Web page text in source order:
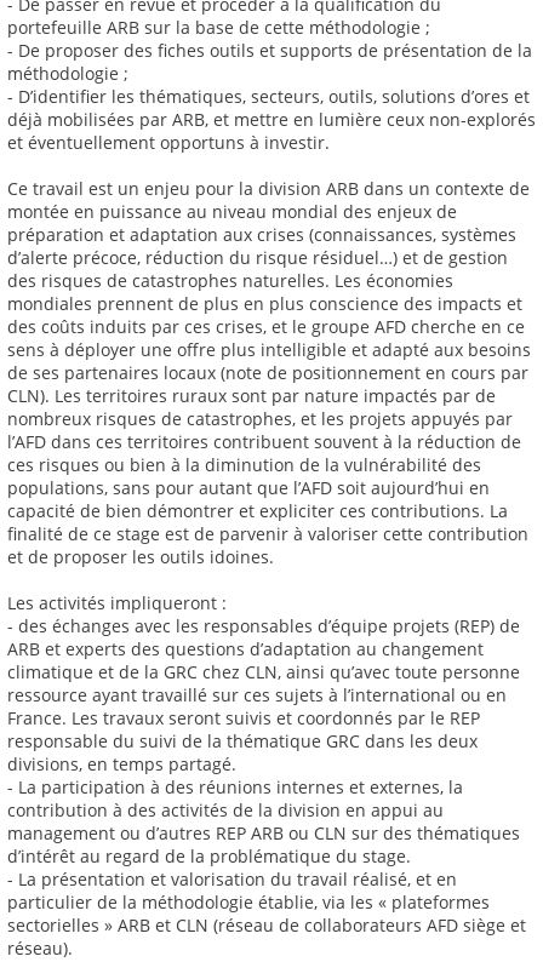
portefeuille ARB sur la base de cette méthodologie ;
- De proposer des fiches outils et supports de présentation de la
méthodologie ;
- D’identifier les thématiques, secteurs, outils, solutions d’ores et
déjà mobilisées par ARB, et mettre en lumière ceux non-explorés
et éventuellement opportuns à investir.
Ce travail est un enjeu pour la division ARB dans un contexte de
montée en puissance au niveau mondial des enjeux de
préparation et adaptation aux crises (connaissances, systèmes
d’alerte précoce, réduction du risque résiduel…) et de gestion
des risques de catastrophes naturelles. Les économies
mondiales prennent de plus en plus conscience des impacts et
des coûts induits par ces crises, et le groupe AFD cherche en ce
sens à déployer une offre plus intelligible et adapté aux besoins
de ses partenaires locaux (note de positionnement en cours par
CLN). Les territoires ruraux sont par nature impactés par de
nombreux risques de catastrophes, et les projets appuyés par
l’AFD dans ces territoires contribuent souvent à la réduction de
ces risques ou bien à la diminution de la vulnérabilité des
populations, sans pour autant que l’AFD soit aujourd’hui en
capacité de bien démontrer et expliciter ces contributions. La
finalité de ce stage est de parvenir à valoriser cette contribution
et de proposer les outils idoines.
Les activités impliqueront :
- des échanges avec les responsables d’équipe projets (REP) de
ARB et experts des questions d’adaptation au changement
climatique et de la GRC chez CLN, ainsi qu’avec toute personne
ressource ayant travaillé sur ces sujets à l’international ou en
France. Les travaux seront suivis et coordonnés par le REP
responsable du suivi de la thématique GRC dans les deux
divisions, en temps partagé.
- La participation à des réunions internes et externes, la
contribution à des activités de la division en appui au
management ou d’autres REP ARB ou CLN sur des thématiques
d’intérêt au regard de la problématique du stage.
- La présentation et valorisation du travail réalisé, et en
particulier de la méthodologie établie, via les « plateformes
sectorielles » ARB et CLN (réseau de collaborateurs AFD siège et
réseau).